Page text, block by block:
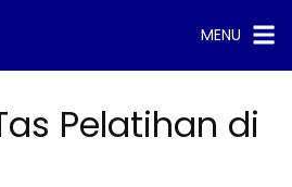
MENU
Pelatihan di